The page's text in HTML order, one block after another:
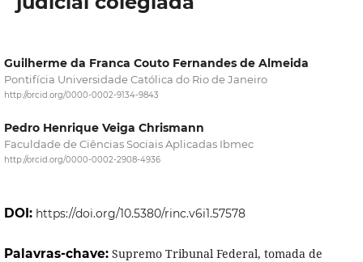
Guilherme da Franca Couto Fernandes de Almeida
Pontifícia Universidade Católica do Rio de Janeiro
http://orcid.org/0000-0002-9134-9843
Pedro Henrique Veiga Chrismann
Faculdade de Ciências Sociais Aplicadas Ibmec
http://orcid.org/0000-0002-2908-4936
DOI: https://doi.org/10.5380/rinc.v6i1.57578
Palavras-chave: Supremo Tribunal Federal, tomada de